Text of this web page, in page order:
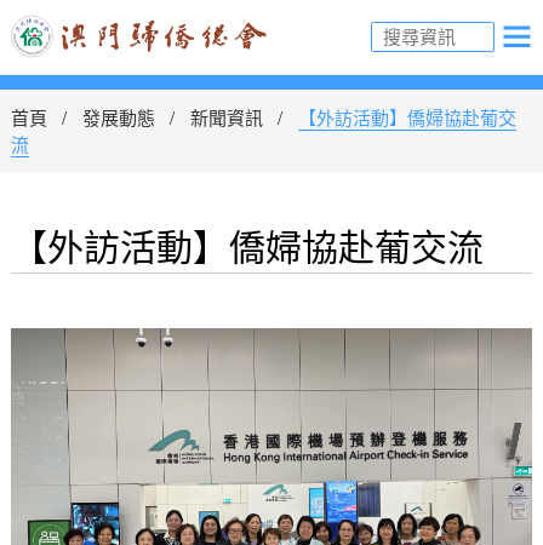
首頁 發展動態 新聞資訊
【外訪活動】僑婦協赴葡交
流
【外訪活動】僑婦協赴葡交流